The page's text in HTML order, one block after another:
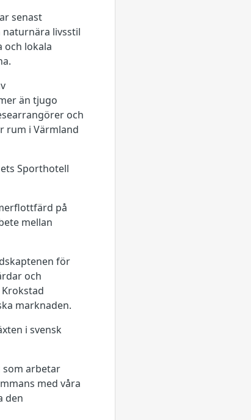
senast
naturnära livsstil
och lokala
än tjugo
och
rum i Värmland
Sporthotell
på
mellan
för
och
marknaden.
i svensk
som arbetar
med våra
den